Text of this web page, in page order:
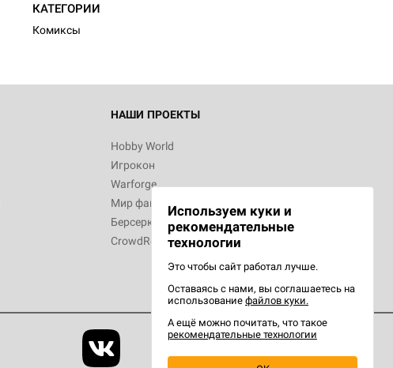
КАТЕГОРИИ
Комиксы
НАШИ ПРОЕКТЫ
Hobby World
Игрокон
Warforge
Мир фантастики
Берсерк
CrowdRepublic
Используем куки и
рекомендательные
технологии
Это чтобы сайт работал лучше.
Оставаясь с нами, вы соглашаетесь на
использование файлов куки.
А ещё можно почитать, что такое
рекомендательные технологии